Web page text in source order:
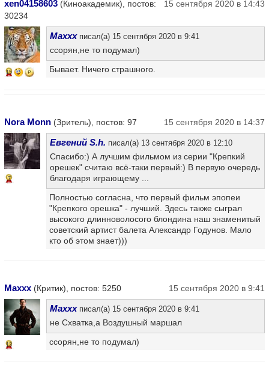
xen04158603 (Киноакадемик), постов:
30234
15 сентября 2020 в 14:43
15
Maxxxписал(а) 15 сентября 2020 в 9:41
ссорян,не то подумал)
Бывает. Ничего страшного.
Nora Monn (Зритель), постов: 97 15 сентября 2020 в 14:37
7
Евгений S.h. писал(а) 13 сентября 2020 в 12:10
Спасибо:) А лучшим фильмом из серии "Крепкий
орешек" считаю всё-таки первый:) В первую очередь
благодаря играющему ...
Полностью согласна, что первый фильм эпопеи
"Крепкого орешка" - лучший. Здесь также сыграл
высокого длинноволосого блондина наш знаменитый
советский артист балета Александр Годунов. Мало
кто об этом знает)))
Maxxx (Критик), постов: 5250 15 сентября 2020 в 9:41
13
Maxxxписал(а) 15 сентября 2020 в 9:41
не Схватка,а Воздушный маршал
ссорян,не то подумал)